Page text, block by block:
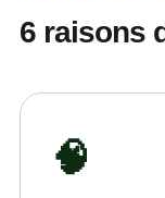
6 raisons
🧠